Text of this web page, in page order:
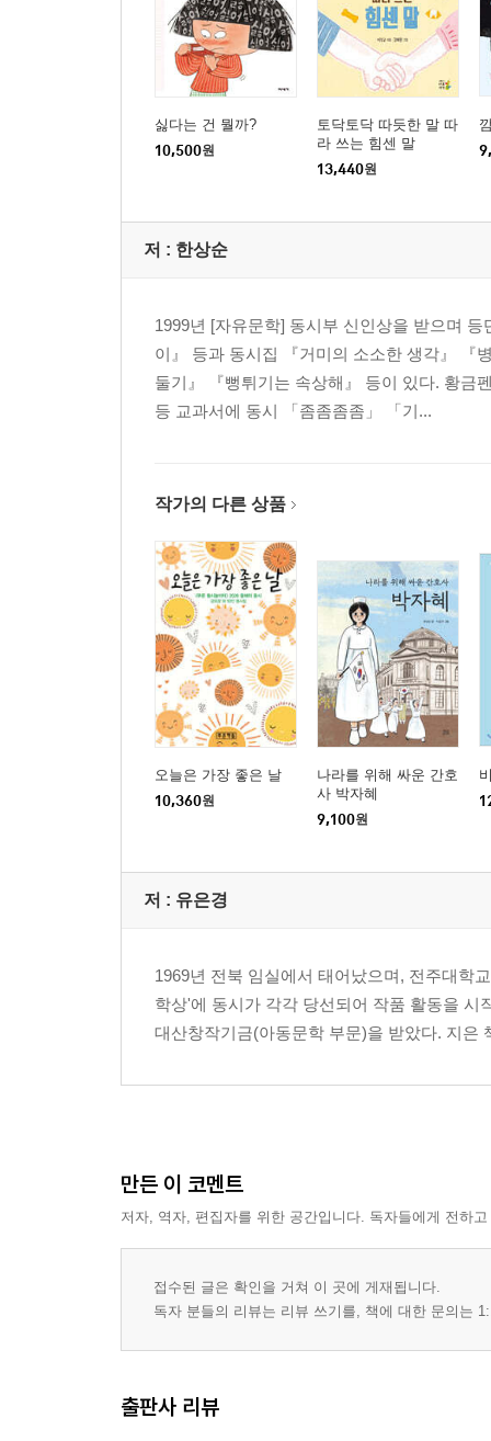
싫다는 건 뭘까?
10,500원
토닥토닥 따듯한 말 따
라 쓰는 힘센 말
13,440원
저 : 한상순
1999년 [자유문학] 동시부 신인상을 받으며
이』 등과 동시집 『거미의 소소한 생각』 『
둘기』 『뻥튀기는 속상해』 등이 있다. 황금
등 교과서에 동시 「좀좀좀좀」 「기...
작가의 다른 상품
오늘은 가장 좋은 날
10,360원
나라를 위해 싸운 간호
사 박자혜
9,100원
저 : 유은경
1969년 전북 임실에서 태어났으며, 전주대학
학상'에 동시가 각각 당선되어 작품 활동을 시
대산창작기금(아동문학 부문)을 받았다. 지은
만든 이 코멘트
저자, 역자, 편집자를 위한 공간입니다. 독자들에게 전하
접수된 글은 확인을 거쳐 이 곳에 게재됩니다.
독자 분들의 리뷰는 리뷰 쓰기를, 책에 대한 문의는
출판사 리뷰